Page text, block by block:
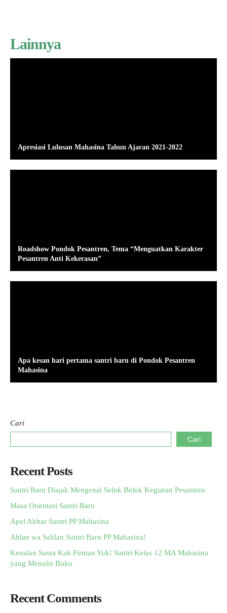
Lainnya
Apresiasi Lulusan Mahasina Tahun Ajaran 2021-2022
Roadshow Pondok Pesantren, Tema “Menguatkan Karakter
Pesantren Anti Kekerasan”
Apa kesan hari pertama santri baru di Pondok Pesantren
Mahasina
Cari
Cari
Recent Posts
Santri Baru Diajak Mengenal Seluk Beluk Kegiatan Pesantren
Masa Orientasi Santri Baru
Apel Akbar Santri PP Mahasina
Ahlan wa Sahlan Santri Baru PP Mahasina!
Kenalan Sama Kak Firman Yuk! Santri Kelas 12 MA Mahasina
yang Menulis Buku
Recent Comments